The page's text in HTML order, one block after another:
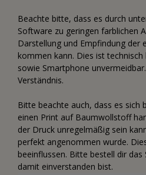
Beachte bitte, dass es durch
Software zu geringen farblichen
Darstellung und Empfindung der
kommen kann. Dies ist
sowie Smartphone
Verständnis.
Bitte beachte auch, dass es sich
einen Print auf Baumwollstoff
der Druck unregelmäßig sein
perfekt angenommen wurde.
beeinflussen. Bitte bestell dir das
damit einverstanden bist.